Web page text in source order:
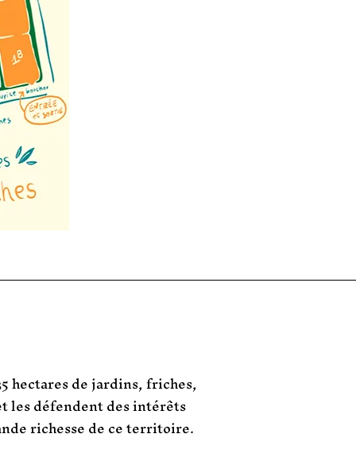
hectares de jardins, friches,
les défendent des intérêts
richesse de ce territoire.